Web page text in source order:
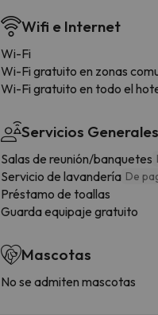
Wifi e Internet
Wi-Fi
Wi-Fi gratuito en zonas
Wi-Fi gratuito en todo el
Servicios Generales
Salas de reunión/banquetes
Servicio de lavandería De
Préstamo de toallas
Guarda equipaje gratuito
Mascotas
No se admiten mascotas